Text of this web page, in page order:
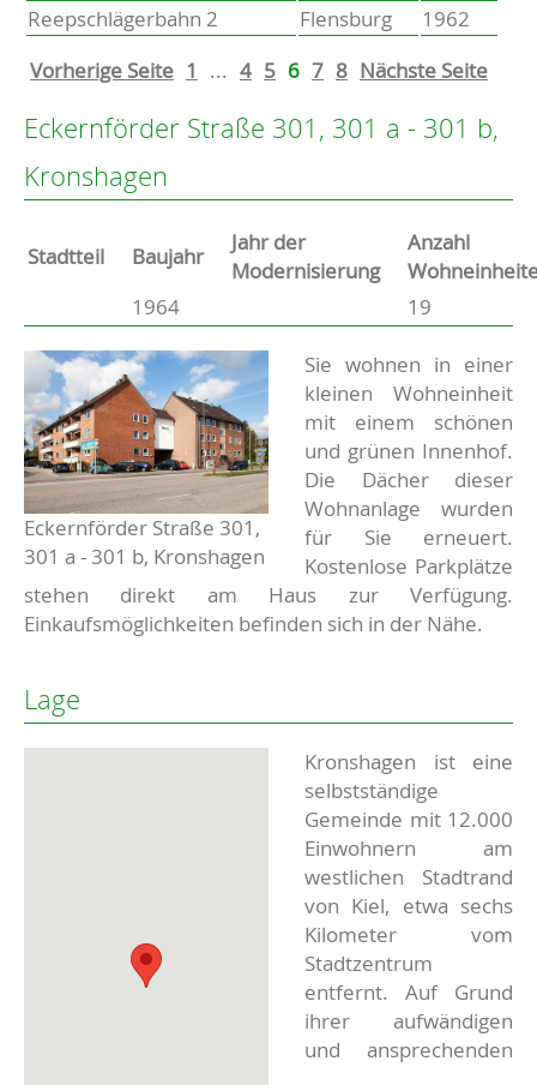
Reepschlägerbahn 2
Flensburg
1962
Vorherige Seite 1 ... 4 5 6 7 8 Nächste Seite
Eckernförder Straße 301, 301 a - 301 b,
Kronshagen
Stammdaten
Basisdaten zur Immobilie
Stadtteil Baujahr
Jahr der
Modernisierung
Anzahl
1964
19
Eckernförder Straße 301,
301 a - 301 b, Kronshagen
Beschreibung
Sie wohnen in einer
kleinen Wohneinheit
mit einem schönen
und grünen Innenhof.
Die Dächer dieser
Wohnanlage wurden
für Sie erneuert.
Kostenlose Parkplätze
stehen direkt am Haus zur Verfügung.
Einkaufsmöglichkeiten befinden sich in der Nähe.
Lage
Kronshagen ist eine
selbstständige
Gemeinde mit 12.000
Einwohnern am
westlichen Stadtrand
von Kiel, etwa sechs
Kilometer vom
Stadtzentrum
entfernt. Auf Grund
ihrer aufwändigen
und ansprechenden